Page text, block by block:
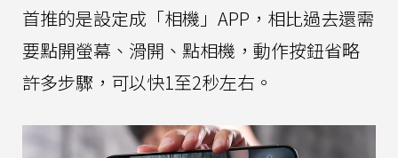
首推的是設定成「相機」APP，相比過去還需
要點開螢幕、滑開、點相機，動作按鈕省略
許多步驟，可以快1至2秒左右。